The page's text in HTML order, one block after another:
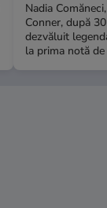
Nadia
Conner, după
dezvăluit
la prima notă de